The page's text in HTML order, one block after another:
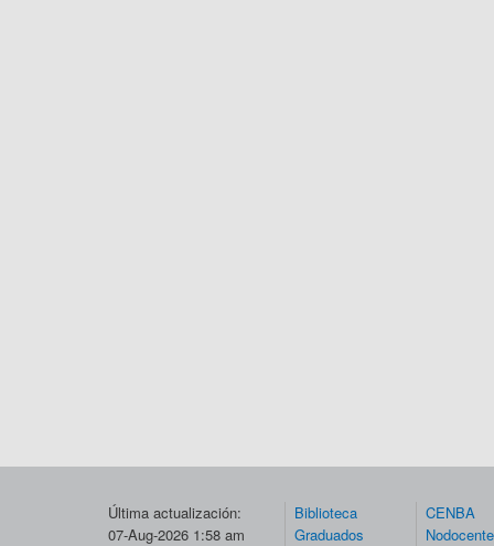
Última actualización:
07-Aug-2026 1:58 am
Biblioteca
Graduados
CENBA